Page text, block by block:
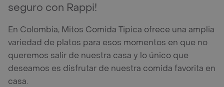
seguro con Rappi!
En Colombia, Mitos Comida Tipica ofrece una amplia
variedad de platos para esos momentos en que no
queremos salir de nuestra casa y lo único que
deseamos es disfrutar de nuestra comida favorita en
casa.